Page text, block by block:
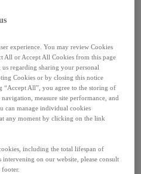
experience. You may review Cookies
All or Accept All Cookies from this page
regarding sharing your personal
Cookies or by closing this notice
All”, you agree to the storing of
measure site performance, and
can manage individual cookies
any moment by clicking on the link
including the total lifespan of
on our website, please consult